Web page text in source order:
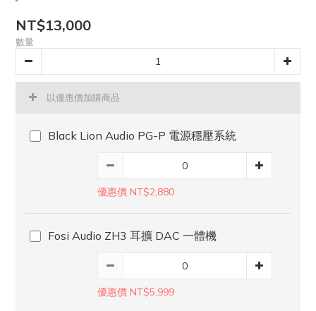
NT$13,000
數量
以優惠價加購商品
Black Lion Audio PG-P 電源穩壓系統
優惠價 NT$2,880
Fosi Audio ZH3 耳擴 DAC 一體機
優惠價 NT$5,999